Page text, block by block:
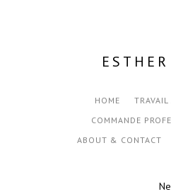
HOME
COMMANDE
ABOUT & CONTACT